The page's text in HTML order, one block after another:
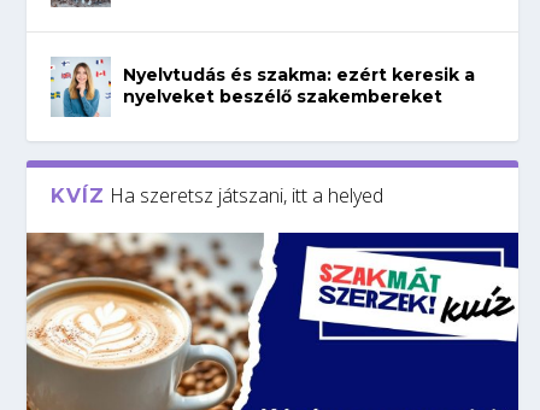
Nyelvtudás és szakma: ezért keresik a
nyelveket beszélő szakembereket
KVÍZ Ha szeretsz játszani, itt a helyed